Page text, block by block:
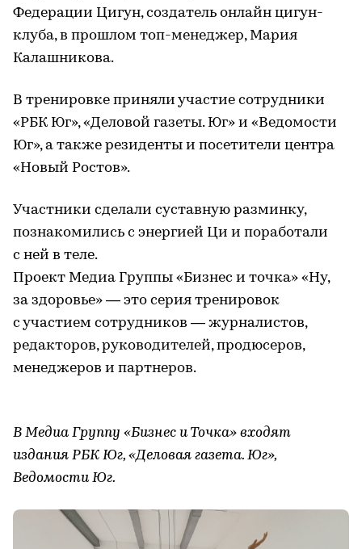
Федерации Цигун, создатель онлайн цигун-
клуба, в прошлом топ-менеджер, Мария
Калашникова.
В тренировке приняли участие сотрудники
«РБК Юг», «Деловой газеты. Юг» и «Ведомости
Юг», а также резиденты и посетители центра
«Новый Ростов».
Участники сделали суставную разминку,
познакомились с энергией Ци и поработали
с ней в теле.
Проект Медиа Группы «Бизнес и точка» «Ну,
за здоровье» — это серия тренировок
с участием сотрудников — журналистов,
редакторов, руководителей, продюсеров,
менеджеров и партнеров.
В Медиа Группу «Бизнес и Точка» входят
издания РБК Юг, «Деловая газета. Юг»,
Ведомости Юг.